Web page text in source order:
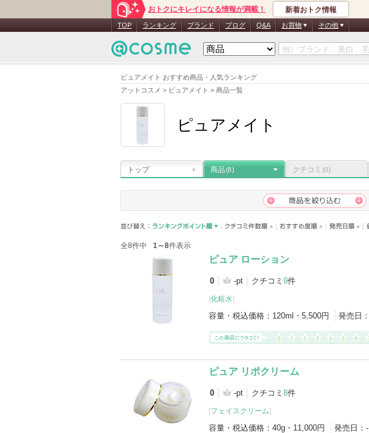
ピュアメイト おすすめ商品・人気ランキング
アットコスメ > ピュアメイト > 商品一覧
おトクにキレイになる情報が満載！ 新着おトク情報
TOP ランキング ブランド ブログ Q&A お買物 その他
ピュアメイト
トップ 商品(8) クチコミ (0)
全8件中 1～8件表示
ピュア ローション
0 -pt クチコミ 9件
[化粧水]
容量・税込価格： 120ml・5,500円 発売日：
ピュア リポクリーム
0 -pt クチコミ 8件
[フェイスクリーム]
容量・税込価格： 40g・11,000円 発売日： -